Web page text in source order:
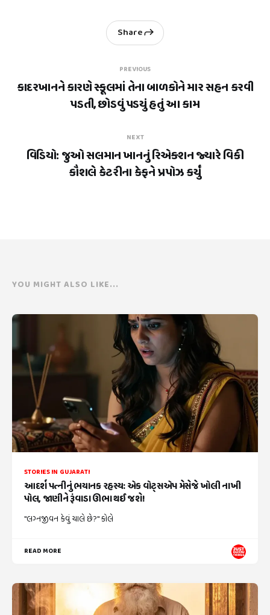
PREVIOUS
કાદરખાનને કારણે સ્કૂલમાં તેના બાળકોને માર સહન કરવી
પડતી, છોડવું પડયું હતું આ કામ
Share
NEXT
વિડિયો: જુઓ સલમાન ખાનનું રિએક્શન જ્યારે વિકી
કૌશલે કેટરીના કેફને પ્રપોઝ કર્યું
YOU MIGHT ALSO LIKE...
STORIES IN GUJARATI
આદર્શ પત્નીનું ભયાનક રહસ્ય: એક વોટ્સએપ મેસેજે ખોલી નાખી
પોલ, જાણીને રૂંવાડા ઊભા થઈ જશે!
"લગ્નજીવન કેવું ચાલે છે?" કોલે
READ MORE